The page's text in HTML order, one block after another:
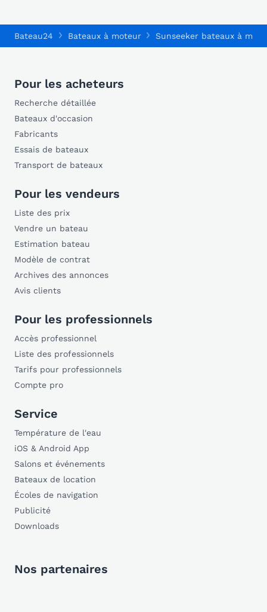
Bateau24 Bateaux à moteur Sunseeker bateaux à
Pour les acheteurs
Recherche détaillée
Bateaux d'occasion
Fabricants
Essais de bateaux
Transport de bateaux
Pour les vendeurs
Liste des prix
Vendre un bateau
Estimation bateau
Modèle de contrat
Archives des annonces
Avis clients
Pour les professionnels
Accès professionnel
Liste des professionnels
Tarifs pour professionnels
Compte pro
Service
Température de l'eau
iOS & Android App
Salons et événements
Bateaux de location
Écoles de navigation
Publicité
Downloads
Nos partenaires